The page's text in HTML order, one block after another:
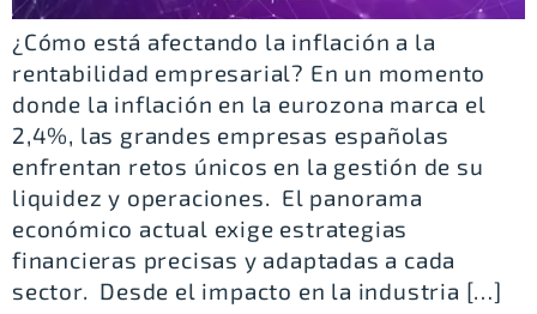
¿Cómo está afectando la inflación a la
rentabilidad empresarial? En un momento
donde la inflación en la eurozona marca el
2,4%, las grandes empresas españolas
enfrentan retos únicos en la gestión de su
liquidez y operaciones. El panorama
económico actual exige estrategias
financieras precisas y adaptadas a cada
sector. Desde el impacto en la industria […]